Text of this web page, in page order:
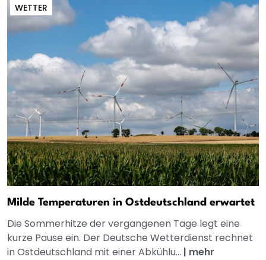
WETTER
Milde Temperaturen in Ostdeutschland erwartet
Die Sommerhitze der vergangenen Tage legt eine
kurze Pause ein. Der Deutsche Wetterdienst rechnet
in Ostdeutschland mit einer Abkühlu... | mehr